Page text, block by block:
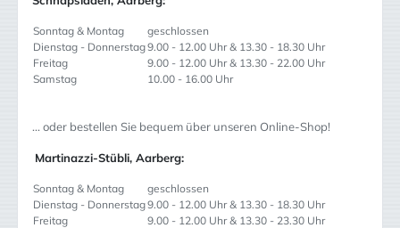
Sonntag & Montag
geschlossen
Dienstag - Donnerstag9.00 - 12.00 Uhr & 13.30 - 18.30 Uhr
Freitag
9.00 - 12.00 Uhr & 13.30 - 22.00 Uhr
Samstag
10.00 - 16.00 Uhr
... oder bestellen Sie bequem über unseren Online-Shop!
Martinazzi-Stübli, Aarberg:
Sonntag & Montag
geschlossen
Dienstag - Donnerstag9.00 - 12.00 Uhr & 13.30 - 18.30 Uhr
Freitag
9.00 - 12.00 Uhr & 13.30 - 23.30 Uhr